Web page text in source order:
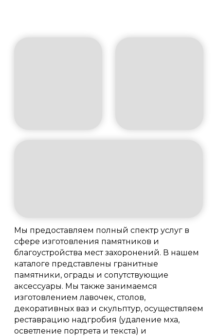
Мы предоставляем полный спектр услуг в
сфере изготовления памятников и
благоустройства мест захоронений. В нашем
каталоге представлены гранитные
памятники, ограды и сопутствующие
аксессуары. Мы также занимаемся
изготовлением лавочек, столов,
декоративных ваз и скульптур, осуществляем
реставрацию надгробия (удаление мха,
осветление портрета и текста) и